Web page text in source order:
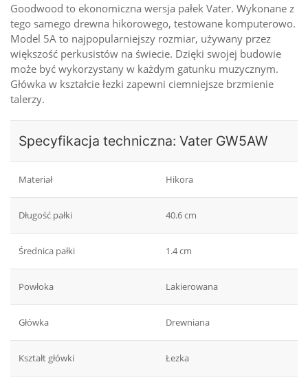
Goodwood to ekonomiczna wersja pałek Vater. Wykonane z
tego samego drewna hikorowego, testowane komputerowo.
Model 5A to najpopularniejszy rozmiar, używany przez
większość perkusistów na świecie. Dzięki swojej budowie
może być wykorzystany w każdym gatunku muzycznym.
Główka w kształcie łezki zapewni ciemniejsze brzmienie
talerzy.
Specyfikacja techniczna: Vater GW5AW
Materiał Hikora
Długość pałki 40.6 cm
Średnica pałki 1.4 cm
Powłoka Lakierowana
Główka Drewniana
Kształt główki Łezka